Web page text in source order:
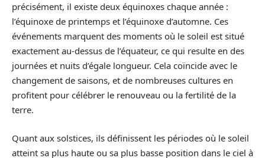
précisément, il existe deux équinoxes chaque année :
l’équinoxe de printemps et l’équinoxe d’automne. Ces
événements marquent des moments où le soleil est situé
exactement au-dessus de l’équateur, ce qui resulte en des
journées et nuits d’égale longueur. Cela coïncide avec le
changement de saisons, et de nombreuses cultures en
profitent pour célébrer le renouveau ou la fertilité de la
terre.
Quant aux solstices, ils définissent les périodes où le soleil
atteint sa plus haute ou sa plus basse position dans le ciel à